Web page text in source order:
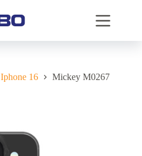
Iphone 16 Mickey M0267